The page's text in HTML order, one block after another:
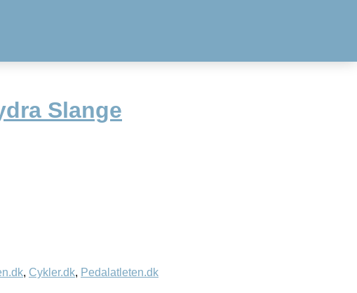
Slange
, Cykler.dk, Pedalatleten.dk